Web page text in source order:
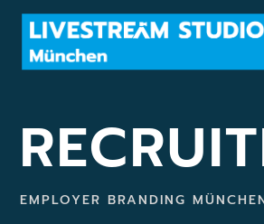
EMPLOYER BRANDING